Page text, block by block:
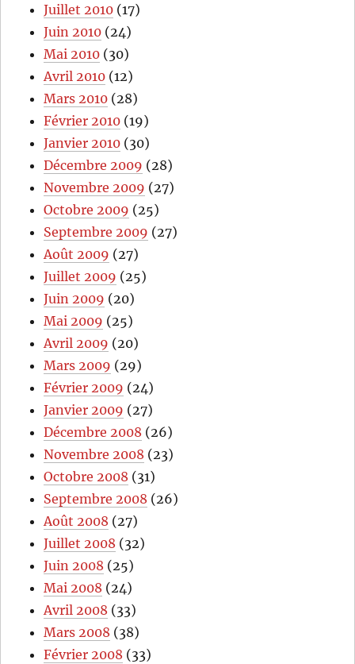
Juillet 2010 (17)
Juin 2010 (24)
Mai 2010 (30)
Avril 2010 (12)
Mars 2010 (28)
Février 2010 (19)
Janvier 2010 (30)
Décembre 2009 (28)
Novembre 2009 (27)
Octobre 2009 (25)
Septembre 2009 (27)
Août 2009 (27)
Juillet 2009 (25)
Juin 2009 (20)
Mai 2009 (25)
Avril 2009 (20)
Mars 2009 (29)
Février 2009 (24)
Janvier 2009 (27)
Décembre 2008 (26)
Novembre 2008 (23)
Octobre 2008 (31)
Septembre 2008 (26)
Août 2008 (27)
Juillet 2008 (32)
Juin 2008 (25)
Mai 2008 (24)
Avril 2008 (33)
Mars 2008 (38)
Février 2008 (33)